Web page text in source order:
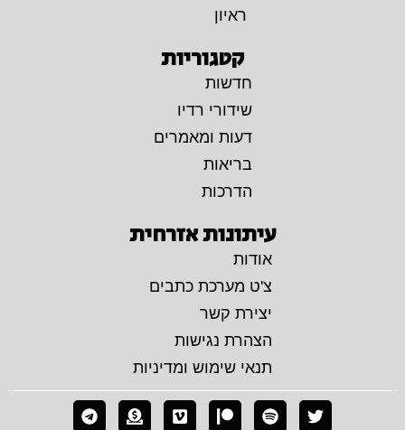
ראיון
קטגוריות
חדשות
שידורי רדיו
דעות ומאמרים
בריאות
הדרכות
עיתונות אזרחית
אודות
צ'ט מערכת כתבים
יצירת קשר
הצהרת נגישות
תנאי שימוש ומדיניות